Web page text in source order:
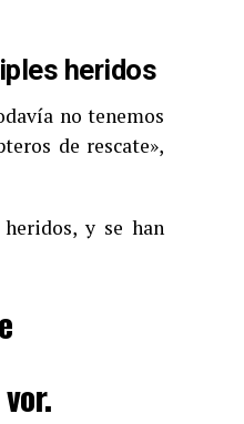
heridos
no tenemos
de rescate»,
y se han